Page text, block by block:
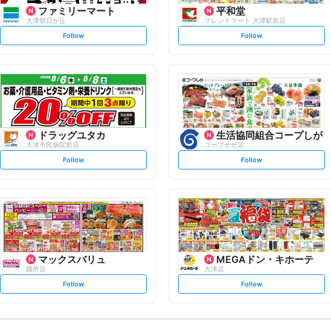
ファミリーマート
大津朝日が丘
s
t
l
o
w
Follow
平和堂
フレンドマート 大津駅前店
s
t
o
w
Follow
ドラッグユタカ
大津市民病院前店
s
t
o
w
Follow
生活協同組合コープしが
コープぜぜ店
s
t
l
o
w
Follow
マックスバリュ
膳所店
s
t
Follow
MEGAドン・キホーテ
大津店
s
t
Follow